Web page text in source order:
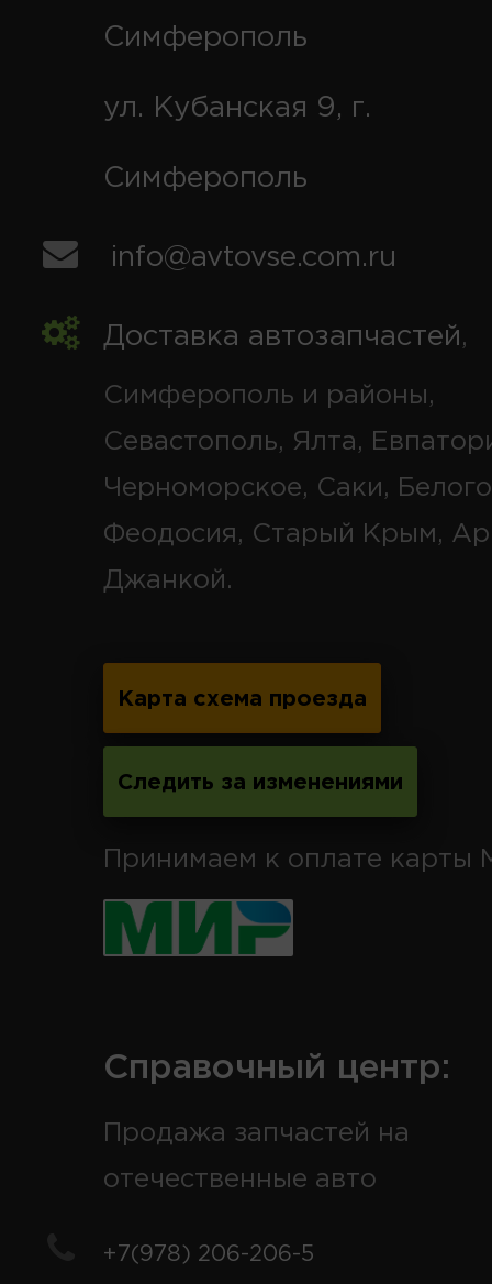
Симферополь
ул. Кубанская 9, г.
Симферополь
info@avtovse.com.ru
Доставка автозапчастей,
Симферополь и районы,
Севастополь, Ялта,
Черноморское, Саки,
Феодосия, Старый Крым,
Джанкой.
Карта схема проезда
Следить за изменениями
Принимаем к оплате карты
Справочный центр:
Продажа запчастей на
отечественные авто
+7(978) 206-206-5